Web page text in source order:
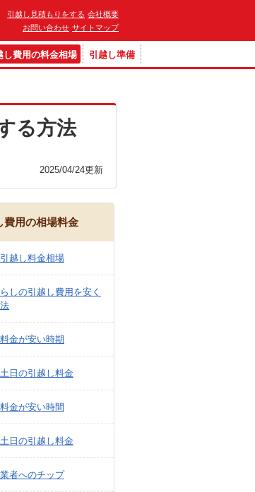
引越し見積もりをする 会社概要
お問い合わせ サイトマップ
し費用の料金相場 引越し準備
る方法
2025/04/24更新
費用の相場料金
越し料金相場
しの引越し費用を安く
金が安い時期
日の引越し料金
金が安い時間
日の引越し料金
者へのチップ